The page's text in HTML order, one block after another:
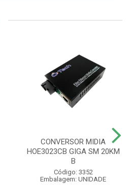
CONVERSOR MIDIA
HOE3023CB GIGA SM 20KM
B
Código: 3352
Embalagem: UNIDADE